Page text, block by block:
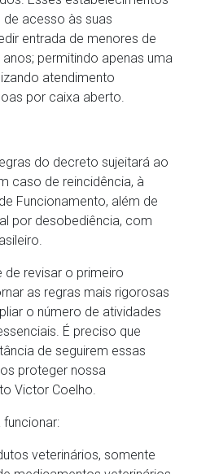
acesso às suas
entrada de menores de
permitindo apenas uma
atendimento
por caixa aberto.
do decreto sujeitará ao
caso de reincidência, à
Funcionamento, além de
por desobediência, com
de revisar o primeiro
as regras mais rigorosas
o número de atividades
É preciso que
de seguirem essas
proteger nossa
Victor Coelho.
veterinários, somente